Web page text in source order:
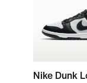
Nike Dunk